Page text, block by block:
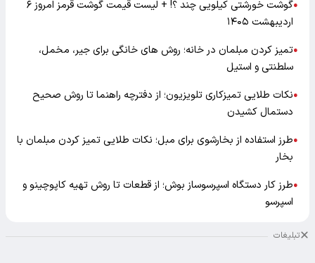
●
گوشت خورشتی کیلویی چند ؟! + لیست قیمت گوشت قرمز امروز ۶
اردیبهشت ۱۴۰۵
●تمیز کردن مبلمان در خانه؛ روش های خانگی برای جیر، مخمل،
سلطنتی و استیل
●نکات طلایی تمیزکاری تلویزیون؛ از دفترچه راهنما تا روش صحیح
دستمال کشیدن
●طرز استفاده از بخارشوی برای مبل؛ نکات طلایی تمیز کردن مبلمان با
بخار
●طرز کار دستگاه اسپرسوساز بوش؛ از قطعات تا روش تهیه کاپوچینو و
اسپرسو
تبلیغات